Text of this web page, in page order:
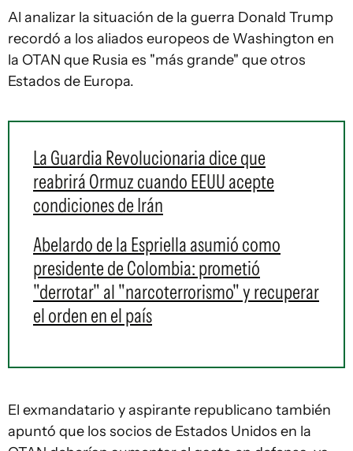
Al analizar la situación de la guerra Donald Trump
recordó a los aliados europeos de Washington en
la OTAN que Rusia es "más grande" que otros
Estados de Europa.
La Guardia Revolucionaria dice que
reabrirá Ormuz cuando EEUU acepte
condiciones de Irán
Abelardo de la Espriella asumió como
presidente de Colombia: prometió
"derrotar" al "narcoterrorismo" y recuperar
el orden en el país
El exmandatario y aspirante republicano también
apuntó que los socios de Estados Unidos en la